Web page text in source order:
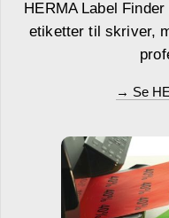
HERMA Label
etiketter til skriver,
→ Se